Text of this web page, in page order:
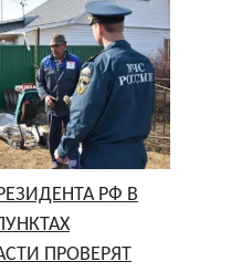
РФ В
ПРОВЕРЯТ